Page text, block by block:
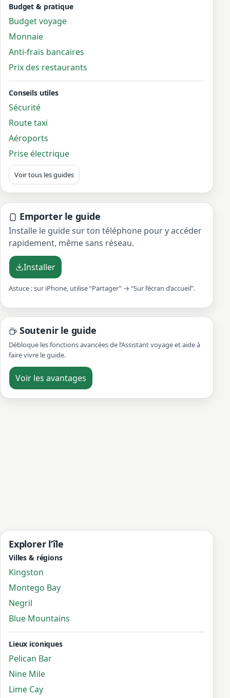
Budget & pratique
Budget voyage
Monnaie
Anti-frais bancaires
Prix des restaurants
Conseils utiles
Sécurité
Route taxi
Aéroports
Prise électrique
Voir tous les guides
Emporter le guide
Installe le guide sur ton téléphone pour y accéder
rapidement, même sans réseau.
Installer
Astuce : sur iPhone, utilise “Partager” → “Sur l’écran d’accueil”.
Soutenir le guide
Débloque les fonctions avancées de l’Assistant voyage et aide à
faire vivre le guide.
Voir les avantages
Explorer l’île
Villes & régions
Kingston
Montego Bay
Negril
Blue Mountains
Lieux iconiques
Pelican Bar
Nine Mile
Lime Cay